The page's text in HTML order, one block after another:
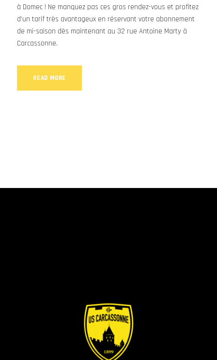
à Domec ! Ne manquez pas ces gros rendez-vous et profitez
d'un tarif très avantageux en réservant votre abonnement
de mi-saison dès maintenant au 32 rue Antoine Marty à
Carcassonne.
READ MORE